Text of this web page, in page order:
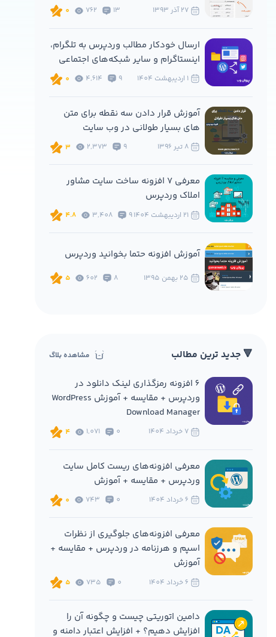
13
762
0
ارسال خودکار مطالب وردپرس به تلگرام،
اینستاگرام و سایر شبکه‌های اجتماعی
9
4,614
0
آموزش قرار دادن سه نقطه برای متن
های بسیار طولانی در وب سایت
9
2,373
3
معرفی 7 افزونه ساخت سایت مشاور
املاک وردپرس
9
3,408
4.8
آموزش افزونه حتما بخوانید وردپرس
8
602
5
🔻 جدید ترین مطالب مشاهده بلاگ
6 افزونه‌ رمزگذاری لینک دانلود در
وردپرس + مقایسه + آموزش WordPress
Download Manager
0
1,071
4
معرفی افزونه‌های ریست کامل سایت
وردپرس + مقایسه + آموزش
0
743
0
معرفی افزونه‌های جلوگیری از نظرات
اسپم و هرزنامه در وردپرس + مقایسه +
آموزش
0
735
5
دامین اتوریتی چیست و چگونه آن را
افزایش دهیم؟ + افزایش اعتبار دامنه و